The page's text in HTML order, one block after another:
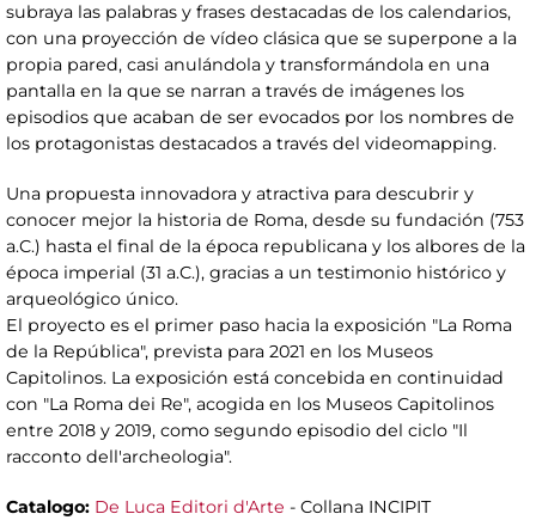
subraya las palabras y frases destacadas de los calendarios,
con una proyección de vídeo clásica que se superpone a la
propia pared, casi anulándola y transformándola en una
pantalla en la que se narran a través de imágenes los
episodios que acaban de ser evocados por los nombres de
los protagonistas destacados a través del videomapping.
Una propuesta innovadora y atractiva para descubrir y
conocer mejor la historia de Roma, desde su fundación (753
a.C.) hasta el final de la época republicana y los albores de la
época imperial (31 a.C.), gracias a un testimonio histórico y
arqueológico único.
El proyecto es el primer paso hacia la exposición "La Roma
de la República", prevista para 2021 en los Museos
Capitolinos. La exposición está concebida en continuidad
con "La Roma dei Re", acogida en los Museos Capitolinos
entre 2018 y 2019, como segundo episodio del ciclo "Il
racconto dell'archeologia".
Catalogo: De Luca Editori d'Arte - Collana INCIPIT